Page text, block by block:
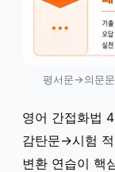
평서문→의문
영어 간접화법
감탄문→시험
변환 연습이 핵